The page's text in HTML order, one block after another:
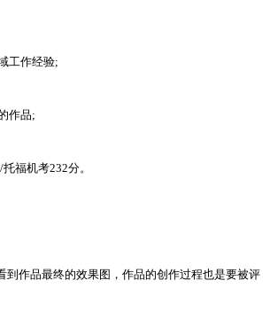
工作经验;
作品;
福机考232分。
到作品最终的效果图，作品的创作过程也是要被评